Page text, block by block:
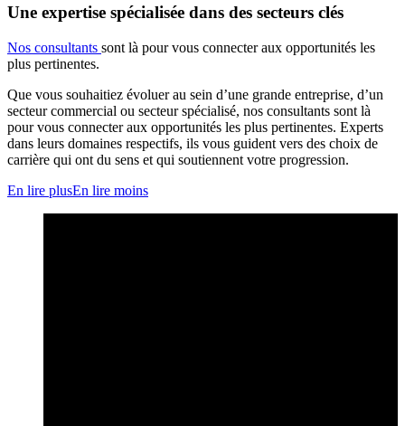
Une expertise spécialisée dans des secteurs clés
Nos consultants sont là pour vous connecter aux opportunités les
plus pertinentes.
Que vous souhaitiez évoluer au sein d’une grande entreprise, d’un
secteur commercial ou secteur spécialisé, nos consultants sont là
pour vous connecter aux opportunités les plus pertinentes. Experts
dans leurs domaines respectifs, ils vous guident vers des choix de
carrière qui ont du sens et qui soutiennent votre progression.
En lire plusEn lire moins